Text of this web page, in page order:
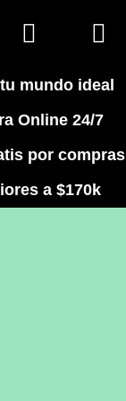
mundo ideal
Online 24/7
por compras
a $170k